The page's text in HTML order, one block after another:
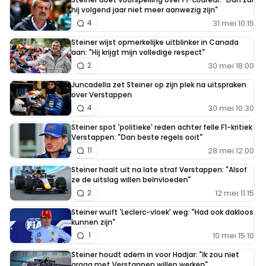
hij volgend jaar niet meer aanwezig zijn"
31 mei 10:15
4
Steiner wijst opmerkelijke uitblinker in Canada
aan: "Hij krijgt mijn volledige respect"
30 mei 18:00
2
Juncadella zet Steiner op zijn plek na uitspraken
over Verstappen
30 mei 10:30
4
Steiner spot 'politieke' reden achter felle F1-kritiek
Verstappen: "Dan beste regels ooit"
28 mei 12:00
11
Steiner haalt uit na late straf Verstappen: "Alsof
ze de uitslag willen beïnvloeden"
12 mei 11:15
2
Steiner wuift 'Leclerc-vloek' weg: "Had ook dakloos
kunnen zijn"
10 mei 15:10
1
Steiner houdt adem in voor Hadjar: "Ik zou niet